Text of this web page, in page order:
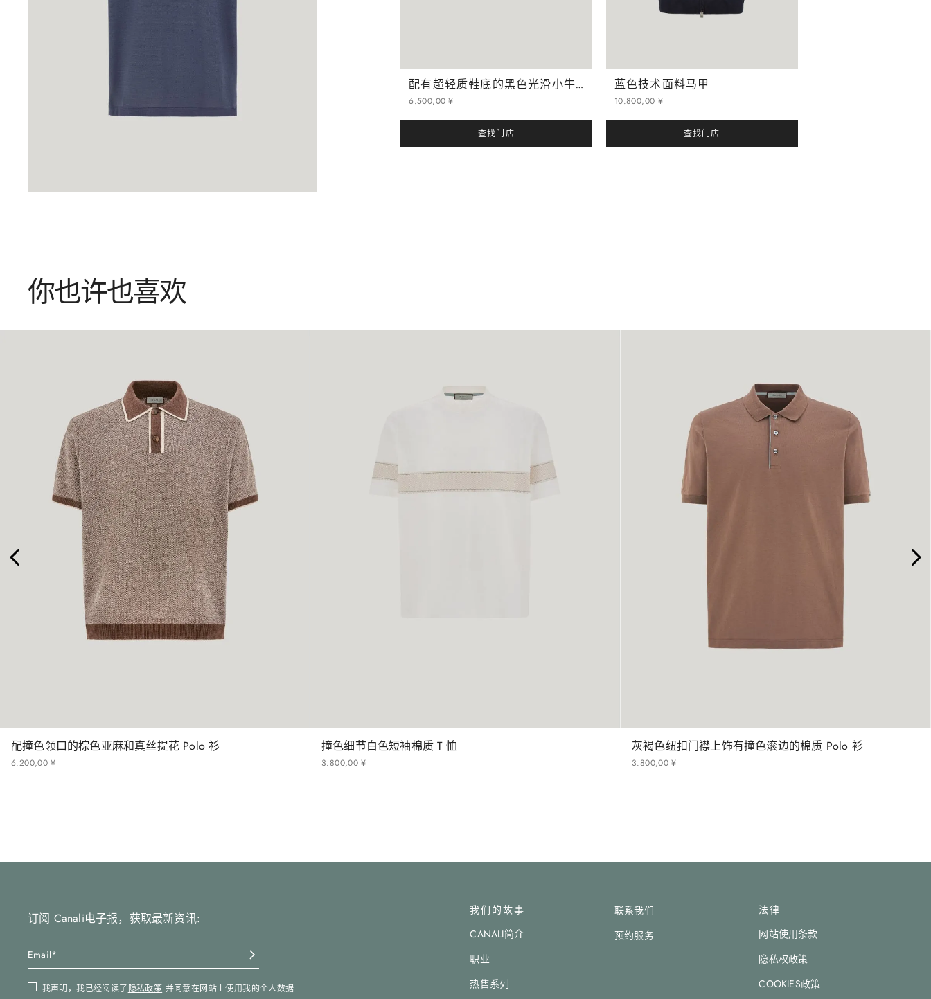
蓝色技术面料马甲
¥
10 ,
800
. 00
查找门店
配有超轻质鞋底的黑色光滑小牛皮学院风乐福鞋
¥
6 ,
500
. 00
查找门店
你也许也喜欢
配撞色领口的棕色亚麻和真丝提花 Polo 衫
¥
6 ,
200
. 00
撞色细节白色短袖棉质 T 恤
¥
3 ,
800
. 00
灰褐色纽扣门襟上饰有撞色滚边的棉质 Polo 衫
¥
3 ,
800
. 00
订阅 Canali电子报，获取最新资讯:
我声明，我已经阅读了隐私政策 并同意在网站上使用我的个人数据
我们的故事
CANALI简介
职业
热售系列
联系我们
预约服务
法律
网站使用条款
隐私权政策
COOKIES政策